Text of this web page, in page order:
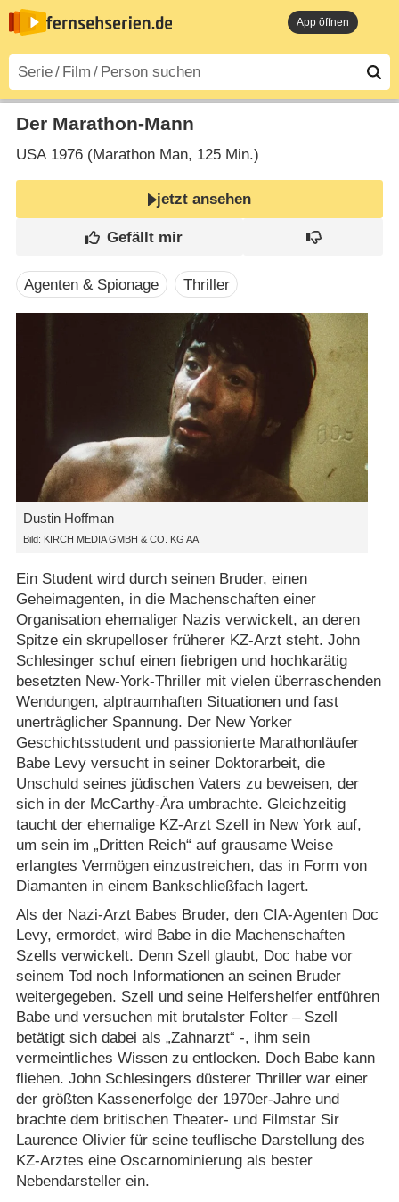
App öffnen
Der Marathon-Mann
USA1976 (Marathon Man‎, 125 Min.)
jetzt ansehen
Agenten & Spionage Thriller
Dustin Hoffman
Bild: KIRCH MEDIA GMBH & CO. KG AA
Ein Student wird durch seinen Bruder, einen
Geheimagenten, in die Machenschaften einer
Organisation ehemaliger Nazis verwickelt, an deren
Spitze ein skrupelloser früherer KZ-Arzt steht. John
Schlesinger schuf einen fiebrigen und hochkarätig
besetzten New-York-Thriller mit vielen überraschenden
Wendungen, alptraumhaften Situationen und fast
unerträglicher Spannung. Der New Yorker
Geschichtsstudent und passionierte Marathonläufer
Babe Levy versucht in seiner Doktorarbeit, die
Unschuld seines jüdischen Vaters zu beweisen, der
sich in der McCarthy-Ära umbrachte. Gleichzeitig
taucht der ehemalige KZ-Arzt Szell in New York auf,
um sein im „Dritten Reich“ auf grausame Weise
erlangtes Vermögen einzustreichen, das in Form von
Diamanten in einem Bankschließfach lagert.
Als der Nazi-Arzt Babes Bruder, den CIA-Agenten Doc
Levy, ermordet, wird Babe in die Machenschaften
Szells verwickelt. Denn Szell glaubt, Doc habe vor
seinem Tod noch Informationen an seinen Bruder
weitergegeben. Szell und seine Helfershelfer entführen
Babe und versuchen mit brutalster Folter – Szell
betätigt sich dabei als „Zahnarzt“ -, ihm sein
vermeintliches Wissen zu entlocken. Doch Babe kann
fliehen. John Schlesingers düsterer Thriller war einer
der größten Kassenerfolge der 1970er-Jahre und
brachte dem britischen Theater- und Filmstar Sir
Laurence Olivier für seine teuflische Darstellung des
KZ-Arztes eine Oscarnominierung als bester
Nebendarsteller ein.